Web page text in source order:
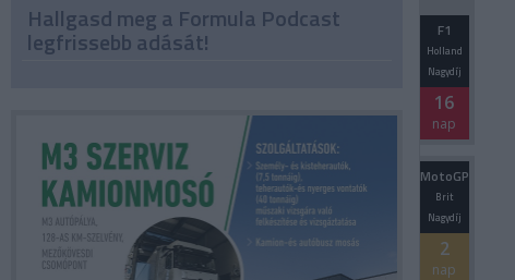
Hallgasd meg a Formula Podcast
legfrissebb adását! F1
Holland
Nagydíj
16
nap
MotoGP
Brit
Nagydíj
2
nap